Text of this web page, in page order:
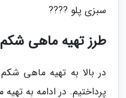
سبزی پلو ????
طرز تهیه ماهی شکم
در بالا به تهیه ماهی
پرداختیم. در ادامه به